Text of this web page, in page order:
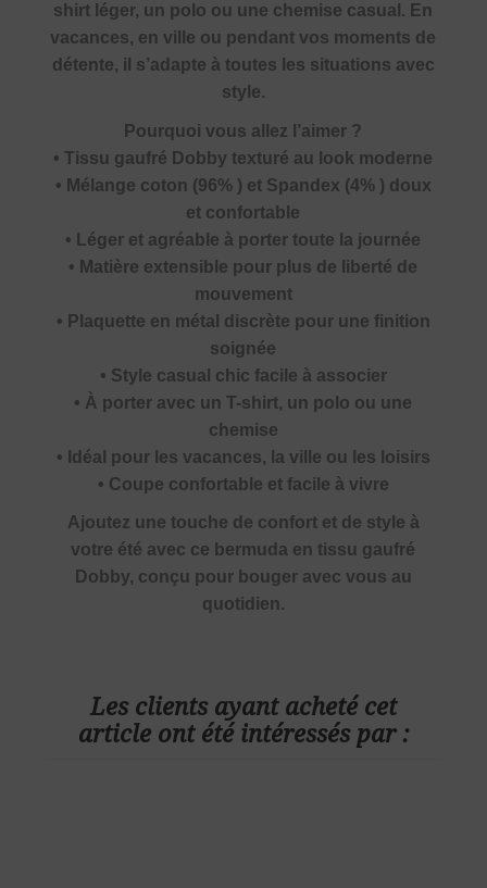
shirt léger, un polo ou une chemise casual. En
vacances, en ville ou pendant vos moments de
détente, il s’adapte à toutes les situations avec
style.
Pourquoi vous allez l’aimer ?
• Tissu gaufré Dobby texturé au look moderne
• Mélange coton (96% ) et Spandex (4% ) doux
et confortable
• Léger et agréable à porter toute la journée
• Matière extensible pour plus de liberté de
mouvement
• Plaquette en métal discrète pour une finition
soignée
• Style casual chic facile à associer
• À porter avec un T-shirt, un polo ou une
chemise
• Idéal pour les vacances, la ville ou les loisirs
• Coupe confortable et facile à vivre
Ajoutez une touche de confort et de style à
votre été avec ce bermuda en tissu gaufré
Dobby, conçu pour bouger avec vous au
quotidien.
Les clients ayant acheté cet
article ont été intéressés par :